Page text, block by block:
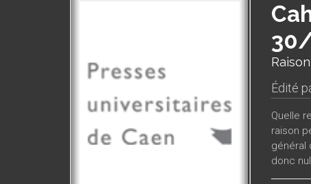
Édité
Quelle
raison
général
donc
mesure